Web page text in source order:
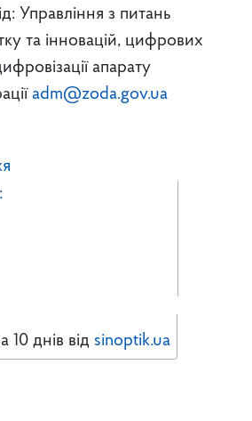
Управління з питань
та інновацій, цифрових
апарату
adm@zoda.gov.ua
10 днів від sinoptik.ua